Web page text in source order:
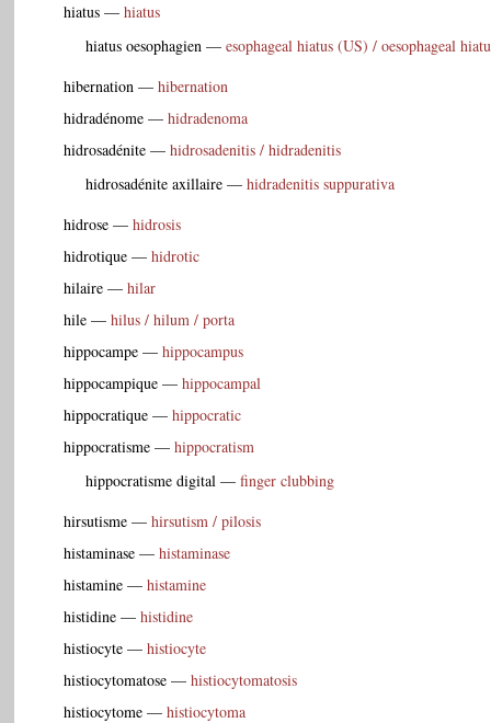
hiatus — hiatus
hiatus oesophagien — esophageal hiatus (US) / oesophageal
hibernation — hibernation
hidradénome — hidradenoma
hidrosadénite — hidrosadenitis / hidradenitis
hidrosadénite axillaire — hidradenitis suppurativa
hidrose — hidrosis
hidrotique — hidrotic
hilaire — hilar
hile — hilus / hilum / porta
hippocampe — hippocampus
hippocampique — hippocampal
hippocratique — hippocratic
hippocratisme — hippocratism
hippocratisme digital — finger clubbing
hirsutisme — hirsutism / pilosis
histaminase — histaminase
histamine — histamine
histidine — histidine
histiocyte — histiocyte
histiocytomatose — histiocytomatosis
histiocytome — histiocytoma